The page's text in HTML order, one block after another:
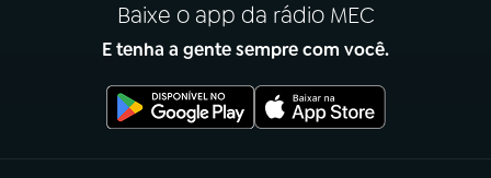
Baixe o app da rádio MEC
E tenha a gente sempre com você.